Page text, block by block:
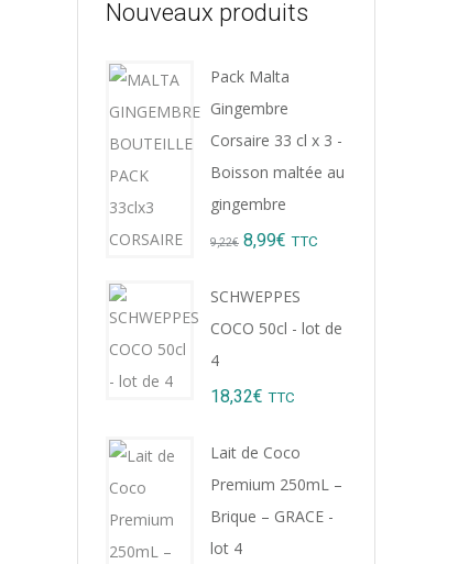
Nouveaux produits
Pack Malta
Gingembre
Corsaire 33 cl x 3 -
Boisson maltée au
gingembre
9,22€ Original
8,99€ Current
TTC
SCHWEPPES
COCO 50cl - lot de
4
18,32€ TTC
Lait de Coco
Premium 250mL –
Brique – GRACE -
lot 4